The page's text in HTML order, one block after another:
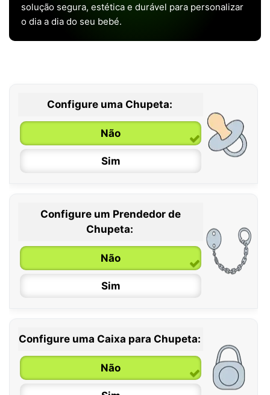
solução segura, estética e durável para personalizar
o dia a dia do seu bebé.
Configure uma Chupeta:
Não
Sim
0 / 6 meses
6 / 36 meses
Configure um Prendedor de
Chupeta:
Não
Sim
Configure uma Caixa para Chupeta:
Não